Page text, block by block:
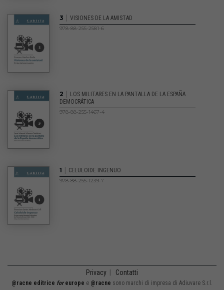
3 | VISIONES DE LA AMISTAD
978-88-255-2581-6
2 | LOS MILITARES EN LA PANTALLA DE LA ESPAÑA
DEMOCRÁTICA
978-88-255-1467-4
1 | CELULOIDE INGENUO
978-88-255-1239-7
Privacy Contatti
@racne editrice foreurope e @racne sono marchi di impresa di Adiuvare S.r.l.